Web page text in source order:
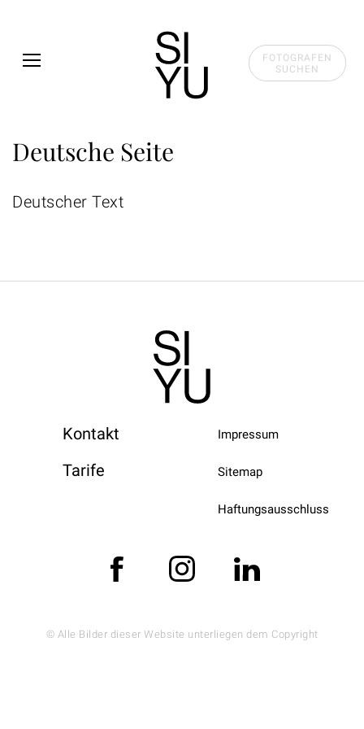
FOTOGRAFEN
SUCHEN
Deutsche Seite
Deutscher Text
Kontakt
Tarife
Impressum
Sitemap
Haftungsausschluss
© Alle Bilder dieser Website unterliegen dem Copyright